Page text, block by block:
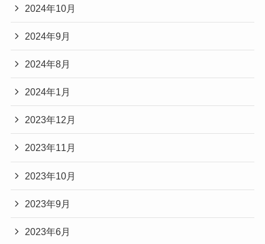
2024年10月
2024年9月
2024年8月
2024年1月
2023年12月
2023年11月
2023年10月
2023年9月
2023年6月